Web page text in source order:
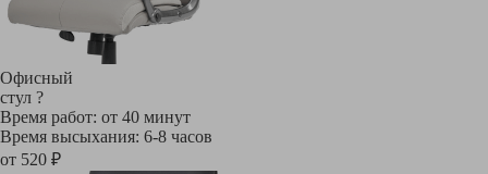
Офисный
стул ?
Время работ: от 40 минут
Время высыхания: 6-8 часов
от 520 ₽